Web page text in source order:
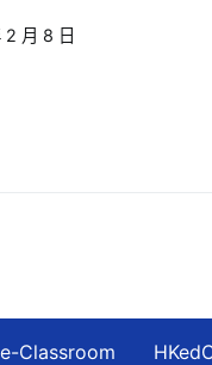
月 8 日
Classroom